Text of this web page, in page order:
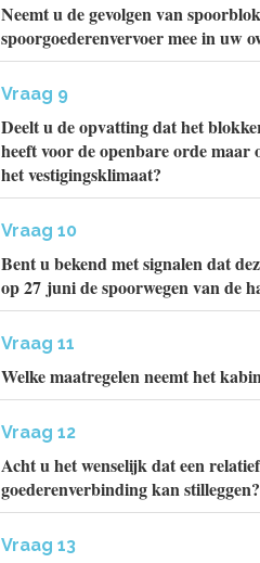
Neemt u de gevolgen van
spoorgoederenvervoer mee in uw
Vraag 9
Deelt u de opvatting dat het
heeft voor de openbare orde maar
het vestigingsklimaat?
Vraag 10
Bent u bekend met signalen dat
op 27 juni de spoorwegen van de
Vraag 11
Welke maatregelen neemt het
Vraag 12
Acht u het wenselijk dat een
goederenverbinding kan
Vraag 13